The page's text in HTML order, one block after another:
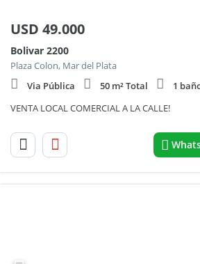
USD 49.000
Bolivar 2200
Plaza Colon, Mar del Plata
Via Pública
50 m² Total
1
VENTA LOCAL COMERCIAL A LA CALLE!